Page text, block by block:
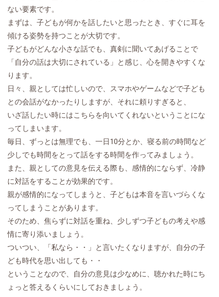
ない要素です。
まずは、子どもが何かを話したいと思ったとき、すぐに耳を
傾ける姿勢を持つことが大切です。
子どもがどんな小さな話でも、真剣に聞いてあげることで
「自分の話は大切にされている」と感じ、心を開きやすくな
ります。
日々、親としては忙しいので、スマホやゲームなどで子ども
との会話がなかったりしますが、それに頼りすぎると、
いざ話したい時にはこちらを向いてくれないということにな
ってしまいます。
毎日、ずっとは無理でも、一日10分とか、寝る前の時間など
少しでも時間をとって話をする時間を作ってみましょう。
また、親としての意見を伝える際も、感情的にならず、冷静
に対話をすることが効果的です。
親が感情的になってしまうと、子どもは本音を言いづらくな
ってしまうことがあります。
そのため、焦らずに対話を重ね、少しずつ子どもの考えや感
情に寄り添いましょう。
ついつい、「私なら・・」と言いたくなりますが、自分の子
ども時代を思い出しても・・
ということなので、自分の意見は少なめに、聴かれた時にち
ょっと答えるくらいにしておきましょう。